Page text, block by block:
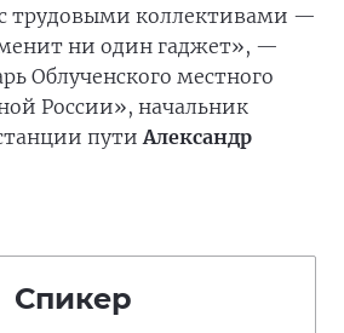
трудовыми коллективами —
ни один гаджет», —
Облученского местного
России», начальник
путиАлександр
Спикер